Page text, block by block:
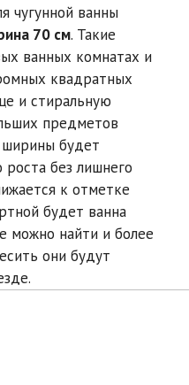
чугунной ванны
70 см. Такие
ванных комнатах и
квадратных
и стиральную
предметов
будет
без лишнего
к отметке
будет ванна
можно найти и более
они будут